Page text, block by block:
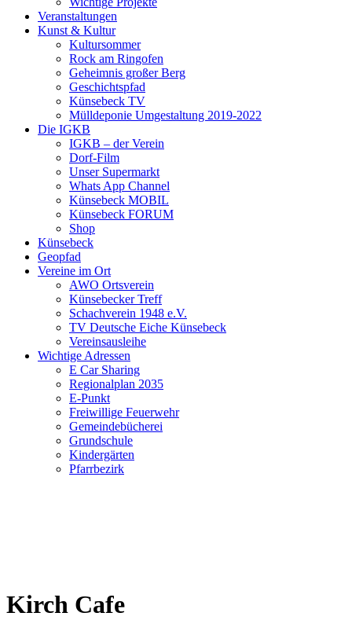
Veranstaltungen
Kunst & Kultur
Kultursommer
Rock am Ringofen
Geheimnis großer Berg
Geschichtspfad
Künsebeck TV
Mülldeponie Umgestaltung 2019-2022
Die IGKB
IGKB – der Verein
Dorf-Film
Unser Supermarkt
Whats App Channel
Künsebeck MOBIL
Künsebeck FORUM
Shop
Künsebeck
Geopfad
Vereine im Ort
AWO Ortsverein
Künsebecker Treff
Schachverein 1948 e.V.
TV Deutsche Eiche Künsebeck
Vereinsausleihe
Wichtige Adressen
E Car Sharing
Regionalplan 2035
E-Punkt
Freiwillige Feuerwehr
Gemeindebücherei
Grundschule
Kindergärten
Pfarrbezirk
Kirch Cafe